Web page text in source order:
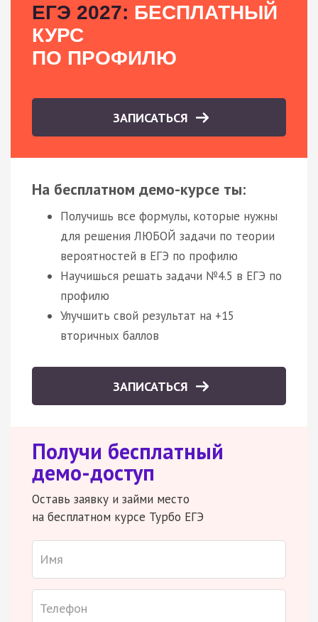
ЕГЭ 2027: БЕСПЛАТНЫЙ
КУРС
ПО ПРОФИЛЮ
ЗАПИСАТЬСЯ
На бесплатном демо-курсе ты:
Получишь все формулы, которые нужны
для решения ЛЮБОЙ задачи по теории
вероятностей в ЕГЭ по профилю
Научишься решать задачи №4.5 в ЕГЭ по
профилю
Улучшить свой результат на +15
вторичных баллов
ЗАПИСАТЬСЯ
Получи бесплатный
демо-доступ
Оставь заявку и займи место
на бесплатном курсе Турбо ЕГЭ